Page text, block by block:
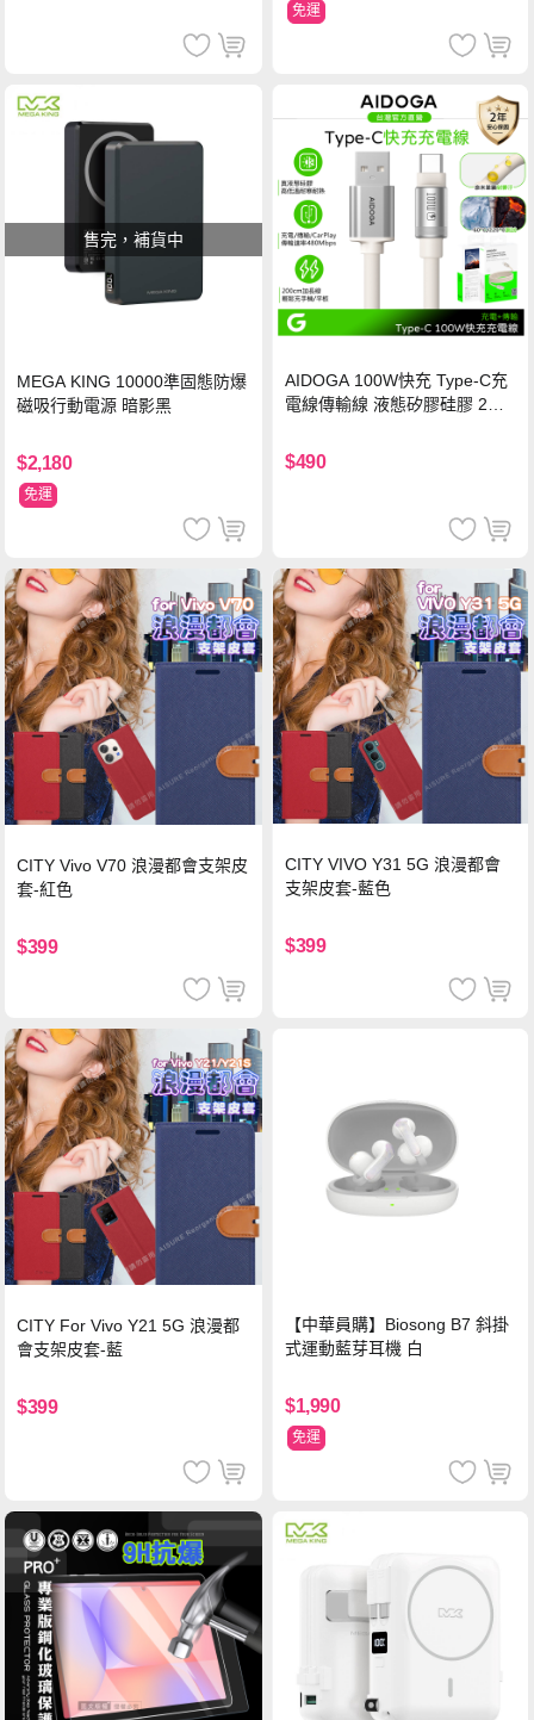
免運
售完，補貨中
MEGA KING 10000準固態防爆
磁吸行動電源 暗影黑
$2,180
免運
AIDOGA 100W快充 Type-C充
電線傳輸線 液態矽膠硅膠 2M
$490
CITY Vivo V70 浪漫都會支架皮
套-紅色
$399
CITY VIVO Y31 5G 浪漫都會
支架皮套-藍色
$399
CITY For Vivo Y21 5G 浪漫都
會支架皮套-藍
$399
【中華員購】Biosong B7 斜掛
式運動藍芽耳機 白
$1,990
免運